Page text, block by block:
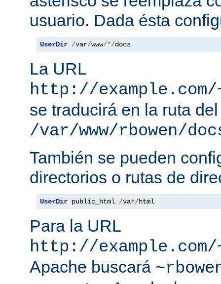
usuario. Dada ésta
UserDir /var/www/*/docs
La URL
http://
se traducirá en la ruta
/var/www/rbowen/
También se pueden
directorios o rutas de
UserDir public_html /var/html
Para la URL
http://
Apache buscará